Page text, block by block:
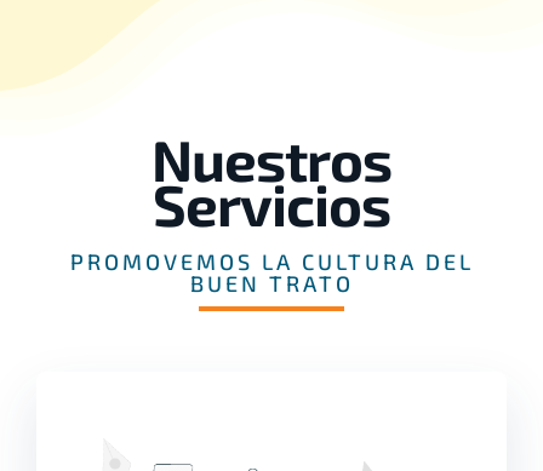
Nuestros
Servicios
PROMOVEMOS LA CULTURA DEL
BUEN TRATO